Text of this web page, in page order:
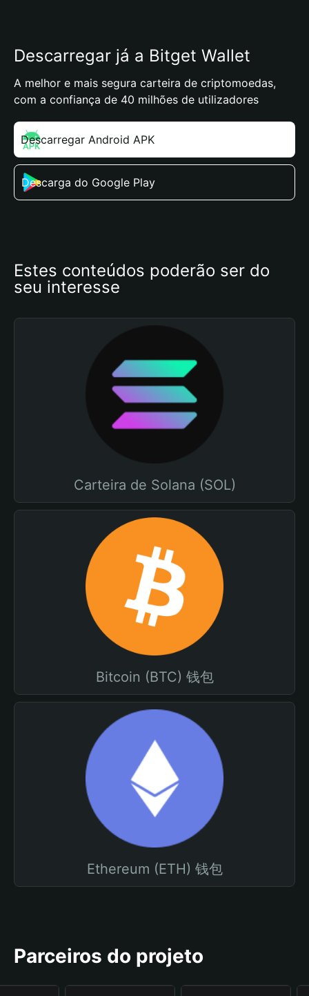
Descarregar já a Bitget Wallet
A melhor e mais segura carteira de criptomoedas,
com a confiança de 40 milhões de utilizadores
Descarregar Android APK
Descarga do Google Play
Estes conteúdos poderão ser do
seu interesse
Carteira de Solana (SOL)
Bitcoin (BTC) 钱包
Ethereum (ETH) 钱包
Parceiros do projeto